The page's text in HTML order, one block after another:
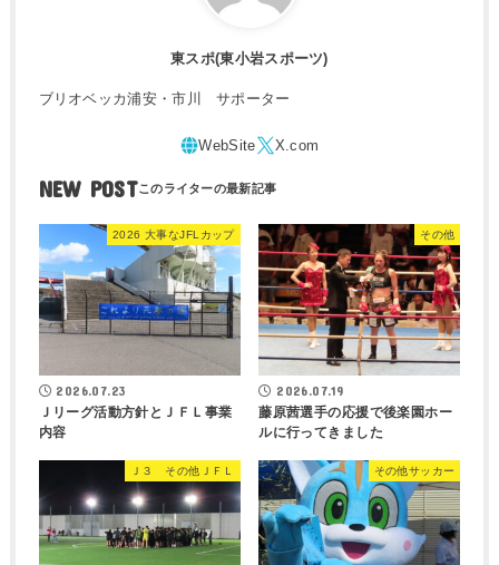
東スポ(東小岩スポーツ)
ブリオベッカ浦安・市川 サポーター
NEW POST
2026 大事なJFLカップ
2026.07.23
Ｊリーグ活動方針とＪＦＬ事業
内容
その他
2026.07.19
藤原茜選手の応援で後楽園ホー
ルに行ってきました
Ｊ３ その他ＪＦＬ その他サッカー